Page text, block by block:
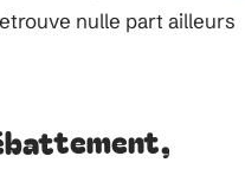
nulle part ailleurs